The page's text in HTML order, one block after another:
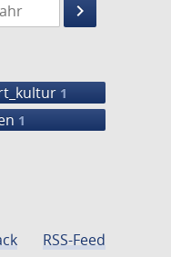
keyboard_arrow_right
Suche
1
1
RSS-Feed